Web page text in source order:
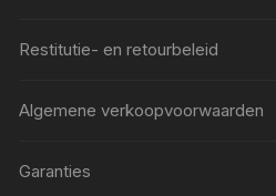
Restitutie- en retourbeleid
Algemene verkoopvoorwaarden
Garanties